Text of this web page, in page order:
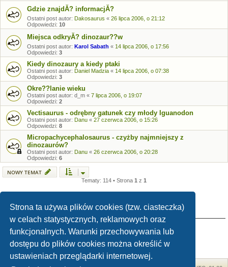
Strona ta używa plików cookies (tzw. ciasteczka)
w celach statystycznych, reklamowych oraz
funkcjonalnych. Warunki przechowywania lub
dostępu do plików cookies można określić w
ustawieniach przeglądarki internetowej.
Gdzie znajdĂ? informacjĂ?
Ostatni post autor: Dakosaurus « 26 lipca 2006, o 21:12
Odpowiedzi: 10
Miejsca odkryĂ? dinozaur??w
Ostatni post autor: Karol Sabath « 14 lipca 2006, o 17:56
Odpowiedzi: 3
Kiedy dinozaury a kiedy ptaki
Ostatni post autor: Daniel Madzia « 14 lipca 2006, o 07:38
Odpowiedzi: 3
Okre??lanie wieku
Ostatni post autor: d_m « 7 lipca 2006, o 19:07
Odpowiedzi: 2
Vectisaurus - odrębny gatunek czy młody Iguanodon
Ostatni post autor: Danu « 27 czerwca 2006, o 15:26
Odpowiedzi: 8
Micropachycephalosaurus - czyżby najmniejszy z
dinozaurów?
Ostatni post autor: Danu « 26 czerwca 2006, o 20:28
Odpowiedzi: 6
NOWY TEMAT
Tematy: 114 • Strona 1 z 1
Nie możesztworzyć nowych tematów
Nie możeszodpowiadać w tematach
Nie możesz
zmieniać swoich postów
Nie możeszusuwać swoich postów
Nie możesz
dodawać załączników